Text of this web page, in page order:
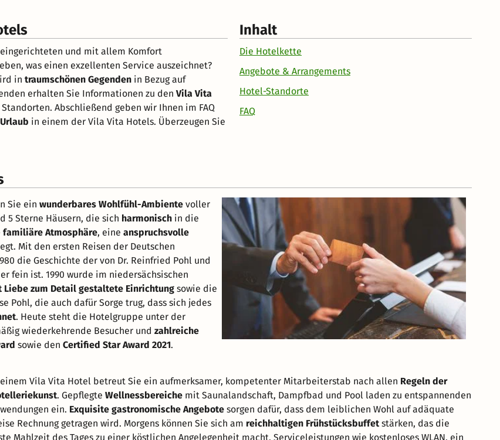
und mit allem Komfort
was einen exzellenten Service auszeichnet?
in traumschönen Gegenden in Bezug auf
erhalten Sie Informationen zu den Vila Vita
Abschließend geben wir Ihnen im FAQ
in einem der Vila Vita Hotels. Überzeugen Sie
Inhalt
Die Hotelkette
Angebote & Arrangements
Hotel-Standorte
FAQ
Sie ein wunderbares Wohlfühl-Ambiente voller
Sterne Häusern, die sich harmonisch in die
familiäre Atmosphäre, eine anspruchsvolle
Mit den ersten Reisen der Deutschen
die Geschichte der von Dr. Reinfried Pohl und
fein ist. 1990 wurde im niedersächsischen
zum Detail gestaltete Einrichtung sowie die
Pohl, die auch dafür Sorge trug, dass sich jedes
. Heute steht die Hotelgruppe unter der
wiederkehrende Besucher und zahlreiche
sowie den Certified Star Award 2021.
Vila Vita Hotel betreut Sie ein aufmerksamer, kompetenter Mitarbeiterstab nach allen Regeln der
. Gepflegte Wellnessbereiche mit Saunalandschaft, Dampfbad und Pool laden zu entspannenden
ein. Exquisite gastronomische Angebote sorgen dafür, dass dem leiblichen Wohl auf adäquate
Rechnung getragen wird. Morgens können Sie sich am reichhaltigen Frühstücksbuffetstärken, das die
Mahlzeit des Tages zu einer köstlichen Angelegenheit macht. Serviceleistungen wie kostenloses WLAN, ein